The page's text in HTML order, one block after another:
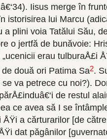
Iisus merge în
istorisirea lui Marcu
a plini voia Tatălui Său,
o jertfă de bunăvoie:
erau tulburaÅ£i
două ori Patima Sa2.
va petrece cu noi?).
de restul
ce avea să I se
a cărturarilor [de
dat păgânilor